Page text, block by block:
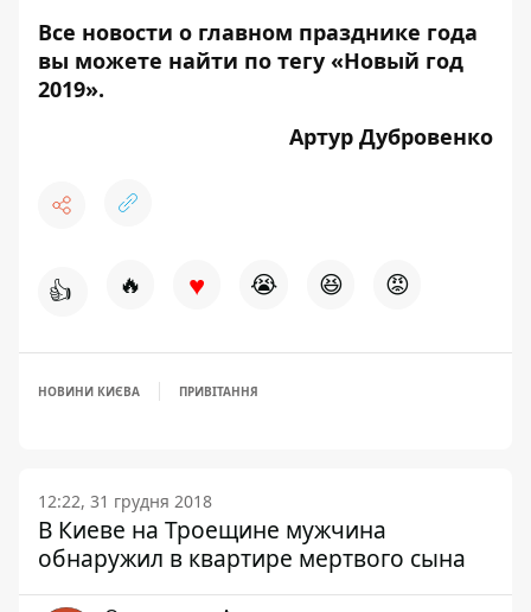
Все новости о главном празднике года
вы можете найти по тегу «Новый год
2019».
Артур Дубровенко
👍 🔥 ♥ 😭 😆 😡
НОВИНИ КИЄВА ПРИВІТАННЯ
12:22, 31 грудня 2018
В Киеве на Троещине мужчина
обнаружил в квартире мертвого сына